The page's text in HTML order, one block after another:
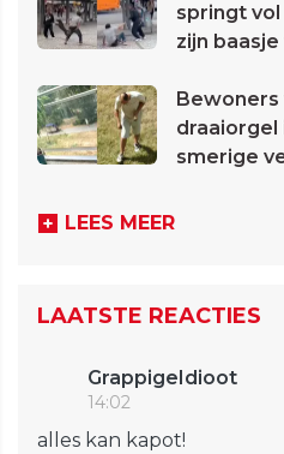
springt
zijn
Bewoners
draaiorgel
smerige
LEES MEER
LAATSTE REACTIES
GrappigeIdioot
14:02
alles kan kapot!